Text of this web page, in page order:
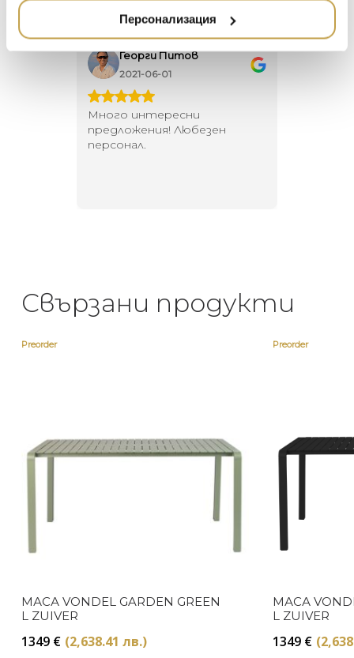
Персонализация
Георги Питов
2021-06-01
Много интересни
предложения! Любезен
персонал.
Свързани продукти
Preorder
МАСА VONDEL GARDEN GREEN
L ZUIVER
1349 € (2,638.41 лв.)
Preorder
МАСА
L ZUIVER
1349 €
ZUIVER
DUTCHBONE